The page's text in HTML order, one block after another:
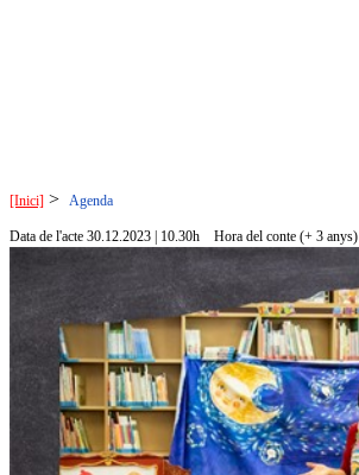
[Inici] > Agenda
Data de l'acte 30.12.2023 | 10.30h Hora del conte (+ 3 anys)